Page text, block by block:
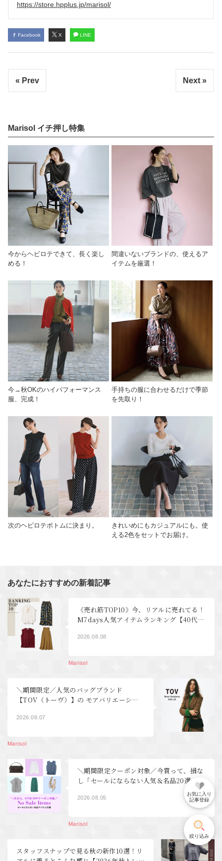
https://store.hpplus.jp/marisol/
Facebook X LINE
« Prev Next »
Marisol イチ押し特集
今からヘビロテできて、長く楽し
める！
間違いないブランドの、使えるア
イテムを厳選！
今→秋OKのハイパフォーマンス
服、完成！
手持ちの服に合わせるだけで季節
を先取り！
次のヘビロテボトムに決まり。
きれいめにもカジュアルにも。使
える2色をセットでお届け。
あなたにおすすめの新着記事
《売れ筋TOP10》今、リアルに売れてる！
M7days人気アイテムランキング【40代フ
2026.08.08
Marisol
＼期間限定／人気のバッグブランド
【TOV（トーヴ）】の モアバリエーショ
2026.08.07
Marisol
＼期間限定クーポン対象／今買って、損な
し「セールにならない人気＆名品20選」
2026.08.05
Marisol
スタッフスナップで見る秋の新作10選！リ
お気に入り
記事登録
絞り込み